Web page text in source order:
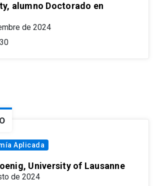
alumno Doctorado en
de 2024
Aplicada
University of Lausanne
de 2024